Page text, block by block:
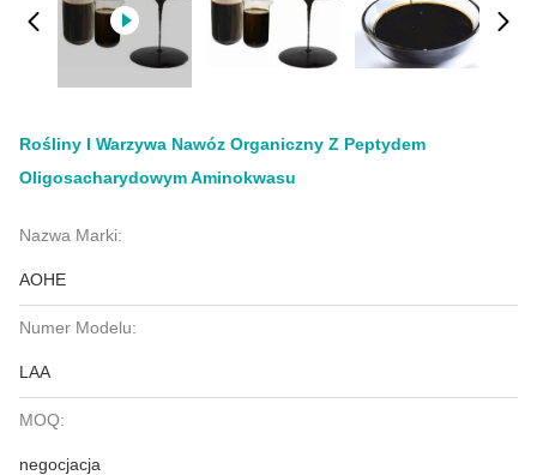
Rośliny I Warzywa Nawóz Organiczny Z Peptydem
Oligosacharydowym Aminokwasu
Nazwa Marki:
AOHE
Numer Modelu:
LAA
MOQ:
negocjacja